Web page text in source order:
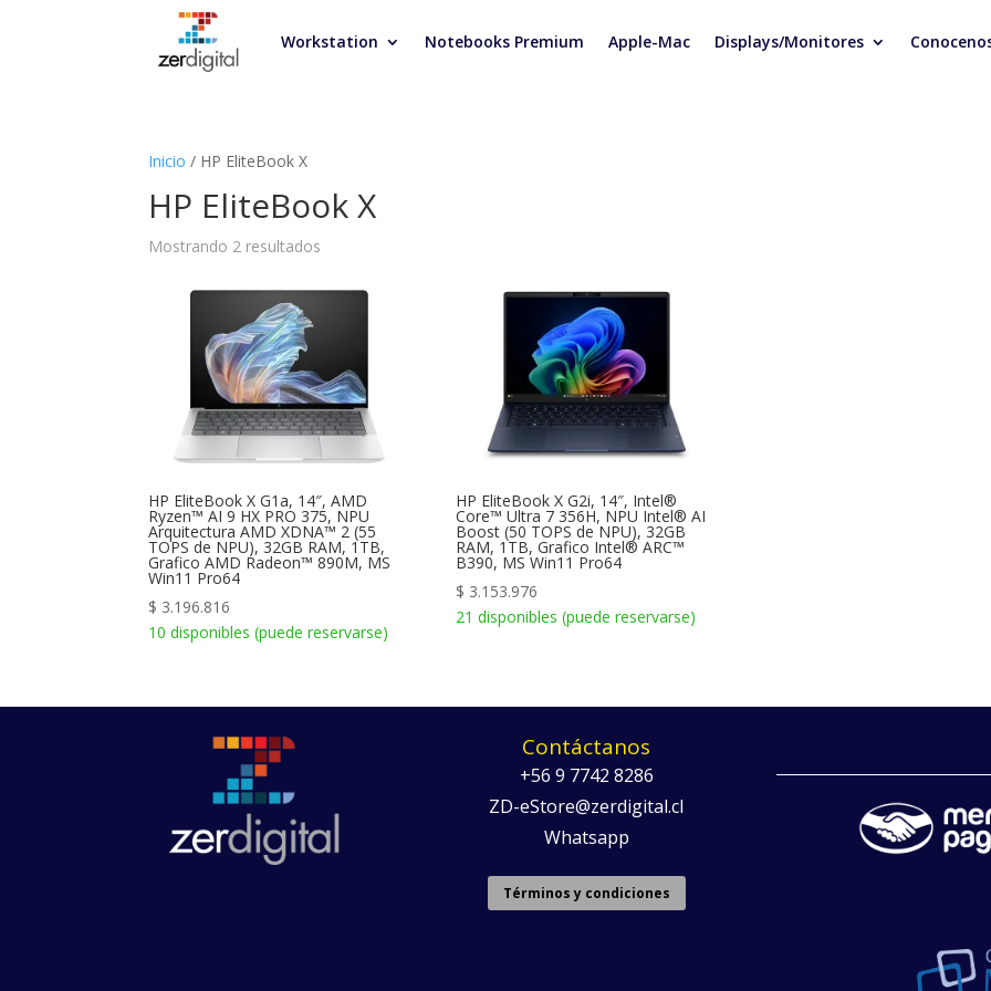
Workstation Notebooks Premium Apple-Mac Displays/Monitores
Inicio / HP EliteBook X
HP EliteBook X
Mostrando 2 resultados
HP EliteBook X G1a, 14″, AMD
Ryzen™ AI 9 HX PRO 375, NPU
Arquitectura AMD XDNA™ 2 (55
TOPS de NPU), 32GB RAM, 1TB,
Grafico AMD Radeon™ 890M, MS
Win11 Pro64
$ 3.196.816
10 disponibles (puede reservarse)
HP EliteBook X G2i, 14″, Intel®
Core™ Ultra 7 356H, NPU Intel® AI
Boost (50 TOPS de NPU), 32GB
RAM, 1TB, Grafico Intel® ARC™
B390, MS Win11 Pro64
$ 3.153.976
21 disponibles (puede reservarse)
Contáctanos
+56 9 7742 8286
ZD-eStore@zerdigital.cl
Whatsapp
Términos y condiciones